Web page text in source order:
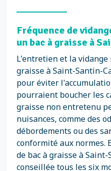
Fréquence de
un bac à graisse à
L'entretien et la vidange
graisse à Saint-Santin-
pour éviter
pourraient boucher les
graisse non entretenu
nuisances, comme des
débordements ou des
conformité aux normes.
de bac à graisse à
conseillée tous les six